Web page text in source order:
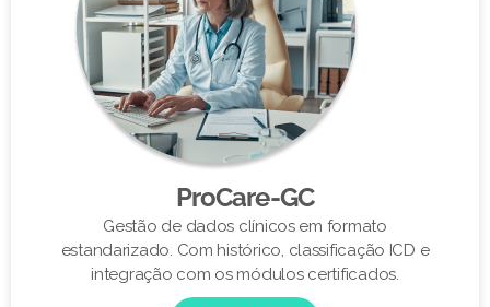
ProCare-GC
Gestão de dados clínicos em formato
estandarizado. Com histórico, classificação ICD e
integração com os módulos certificados.